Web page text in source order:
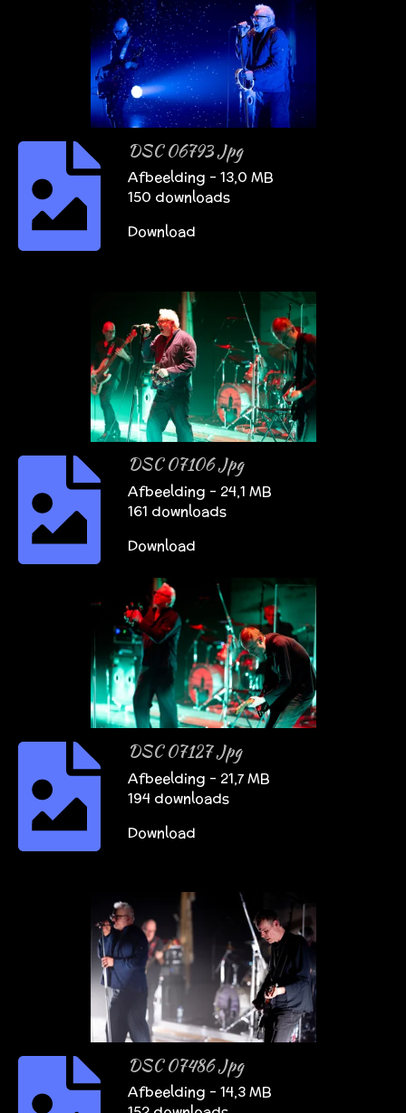
DSC 06793 Jpg
Afbeelding – 13,0 MB
150 downloads
Download
DSC 07106 Jpg
Afbeelding – 24,1 MB
161 downloads
Download
DSC 07127 Jpg
Afbeelding – 21,7 MB
194 downloads
Download
DSC 07486 Jpg
Afbeelding – 14,3 MB